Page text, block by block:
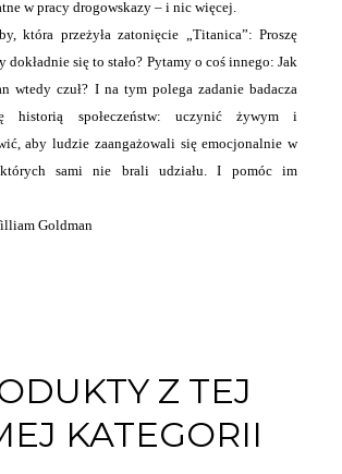
w pracy drogowskazy – i nic więcej.
która przeżyła zatonięcie „Titanica”: Proszę
się to stało? Pytamy o coś innego: Jak
wtedy czuł? I na tym polega zadanie badacza
historią społeczeństw: uczynić żywym i
aby ludzie zaangażowali się emocjonalnie w
sami nie brali udziału. I pomóc im
Goldman
Z TEJ
KATEGORII